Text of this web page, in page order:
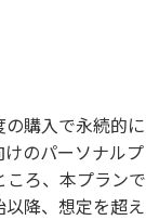
の購入で永続的に
のパーソナルプ
ろ、本プランで
降、想定を超え